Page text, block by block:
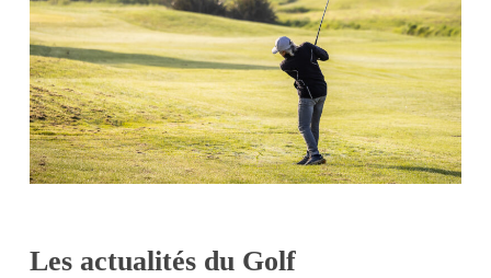
Les actualités du Golf